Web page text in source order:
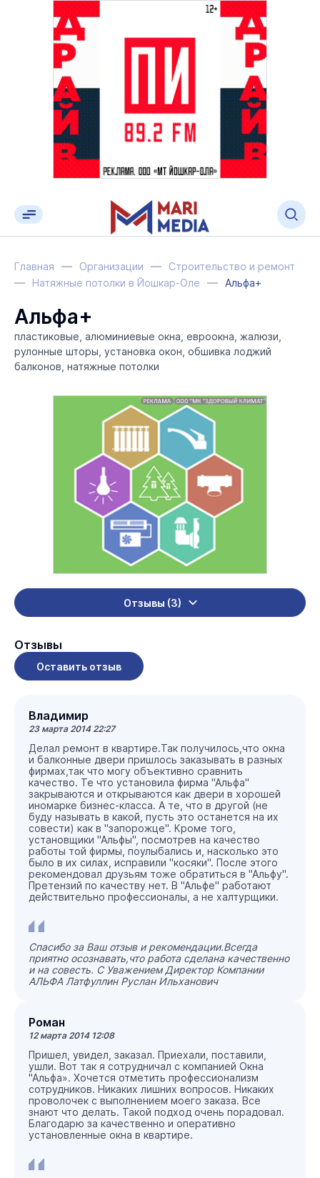
Главная Организации
Строительство и ремонт
Натяжные потолки в Йошкар-Оле
Альфа+
Альфа+
пластиковые, алюминиевые окна, евроокна, жалюзи,
рулонные шторы, установка окон, обшивка лоджий
балконов, натяжные потолки
Отзывы (3)
Отзывы
Оставить отзыв
Владимир
23 марта 2014 22:27
Делал ремонт в квартире.Так получилось,что окна
и балконные двери пришлось заказывать в разных
фирмах,так что могу объективно сравнить
качество. Те что установила фирма "Альфа"
закрываются и открываются как двери в хорошей
иномарке бизнес-класса. А те, что в другой (не
буду называть в какой, пусть это останется на их
совести) как в "запорожце". Кроме того,
установщики "Альфы", посмотрев на качество
работы той фирмы, поулыбались и, насколько это
было в их силах, исправили "косяки". После этого
рекомендовал друзьям тоже обратиться в "Альфу".
Претензий по качеству нет. В "Альфе" работают
действительно профессионалы, а не халтурщики.
Спасибо за Ваш отзыв и рекомендации.Всегда
приятно осознавать,что работа сделана качественно
и на совесть. С Уважением Директор Компании
АЛЬФА Латфуллин Руслан Ильханович
Роман
12 марта 2014 12:08
Пришел, увидел, заказал. Приехали, поставили,
ушли. Вот так я сотрудничал с компанией Окна
"Альфа». Хочется отметить профессионализм
сотрудников. Никаких лишних вопросов. Никаких
проволочек с выполнением моего заказа. Все
знают что делать. Такой подход очень порадовал.
Благодарю за качественно и оперативно
установленные окна в квартире.